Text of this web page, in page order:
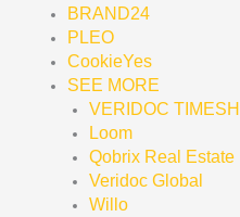
BRAND24
PLEO
CookieYes
SEE MORE
VERIDOC
Loom
Qobrix Real Estate
Veridoc Global
Willo